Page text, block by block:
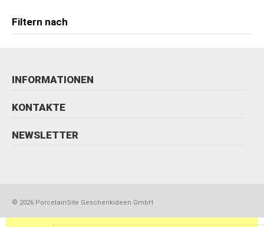
Filtern nach
INFORMATIONEN
KONTAKTE
NEWSLETTER
© 2026 PorcelainSite Geschenkideen GmbH